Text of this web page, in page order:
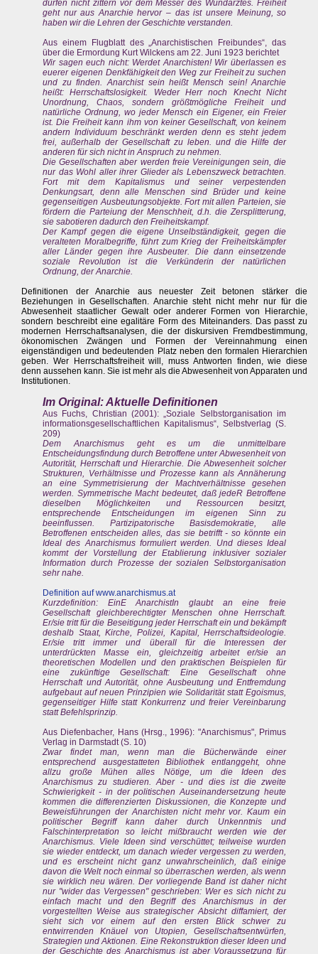
dürfen nicht zittern vor dem Messer des Wundarztes. Freiheit
geht nur aus Anarchie hervor – das ist unsere Meinung, so
haben wir die Lehren der Geschichte verstanden.
Aus einem Flugblatt des „Anarchistischen Freibundes“, das
über die Ermordung Kurt Wilckens am 22. Juni 1923 berichtet
Wir sagen euch nicht: Werdet Anarchisten! Wir überlassen es
euerer eigenen Denkfähigkeit den Weg zur Freiheit zu suchen
und zu finden. Anarchist sein heißt Mensch sein! Anarchie
heißt: Herrschaftslosigkeit. Weder Herr noch Knecht Nicht
Unordnung, Chaos, sondern größtmögliche Freiheit und
natürliche Ordnung, wo jeder Mensch ein Eigener, ein Freier
ist. Die Freiheit kann ihm von keiner Gesellschaft, von keinem
andern Individuum beschränkt werden denn es steht jedem
frei, außerhalb der Gesellschaft zu leben. und die Hilfe der
anderen für sich nicht in Anspruch zu nehmen.
Die Gesellschaften aber werden freie Vereinigungen sein, die
nur das Wohl aller ihrer Glieder als Lebenszweck betrachten.
Fort mit dem Kapitalismus und seiner verpestenden
Denkungsart, denn alle Menschen sind Brüder und keine
gegenseitigen Ausbeutungsobjekte. Fort mit allen Parteien, sie
fördern die Parteiung der Menschheit, d.h. die Zersplitterung,
sie sabotieren dadurch den Freiheitskampf.
Der Kampf gegen die eigene Unselbständigkeit, gegen die
veralteten Moralbegriffe, führt zum Krieg der Freiheitskämpfer
aller Länder gegen ihre Ausbeuter. Die dann einsetzende
soziale Revolution ist die Verkünderin der natürlichen
Ordnung, der Anarchie.
Definitionen der Anarchie aus neuester Zeit betonen stärker die
Beziehungen in Gesellschaften. Anarchie steht nicht mehr nur für die
Abwesenheit staatlicher Gewalt oder anderer Formen von Hierarchie,
sondern beschreibt eine egalitäre Form des Miteinanders. Das passt zu
modernen Herrschaftsanalysen, die der diskursiven Fremdbestimmung,
ökonomischen Zwängen und Formen der Vereinnahmung einen
eigenständigen und bedeutenden Platz neben den formalen Hierarchien
geben. Wer Herrschaftsfreiheit will, muss Antworten finden, wie diese
denn aussehen kann. Sie ist mehr als die Abwesenheit von Apparaten und
Institutionen.
Im Original: Aktuelle Definitionen
Aus Fuchs, Christian (2001): „Soziale Selbstorganisation im
informationsgesellschaftlichen Kapitalismus“, Selbstverlag (S.
209)
Dem Anarchismus geht es um die unmittelbare
Entscheidungsfindung durch Betroffene unter Abwesenheit von
Autorität, Herrschaft und Hierarchie. Die Abwesenheit solcher
Strukturen, Verhältnisse und Prozesse kann als Annäherung
an eine Symmetrisierung der Machtverhältnisse gesehen
werden. Symmetrische Macht bedeutet, daß jedeR Betroffene
dieselben Möglichkeiten und Ressourcen besitzt,
entsprechende Entscheidungen im eigenen Sinn zu
beeinflussen. Partizipatorische Basisdemokratie, alle
Betroffenen entscheiden alles, das sie betrifft - so könnte ein
Ideal des Anarchismus formuliert werden. Und dieses Ideal
kommt der Vorstellung der Etablierung inklusiver sozialer
Information durch Prozesse der sozialen Selbstorganisation
sehr nahe.
Definition aufwww.anarchismus.at
Kurzdefinition: EinE AnarchistIn glaubt an eine freie
Gesellschaft gleichberechtigter Menschen ohne Herrschaft.
Er/sie tritt für die Beseitigung jeder Herrschaft ein und bekämpft
deshalb Staat, Kirche, Polizei, Kapital, Herrschaftsideologie.
Er/sie tritt immer und überall für die Interessen der
unterdrückten Masse ein, gleichzeitig arbeitet er/sie an
theoretischen Modellen und den praktischen Beispielen für
eine zukünftige Gesellschaft: Eine Gesellschaft ohne
Herrschaft und Autorität, ohne Ausbeutung und Entfremdung
aufgebaut auf neuen Prinzipien wie Solidarität statt Egoismus,
gegenseitiger Hilfe statt Konkurrenz und freier Vereinbarung
statt Befehlsprinzip.
Aus Diefenbacher, Hans (Hrsg., 1996): "Anarchismus", Primus
Verlag in Darmstadt (S. 10)
Zwar findet man, wenn man die Bücherwände einer
entsprechend ausgestatteten Bibliothek entlanggeht, ohne
allzu große Mühen alles Nötige, um die Ideen des
Anarchismus zu studieren. Aber - und dies ist die zweite
Schwierigkeit - in der politischen Auseinandersetzung heute
kommen die differenzierten Diskussionen, die Konzepte und
Beweisführungen der Anarchisten nicht mehr vor. Kaum ein
politischer Begriff kann daher durch Unkenntnis und
Falschinterpretation so leicht mißbraucht werden wie der
Anarchismus. Viele Ideen sind verschüttet; teilweise wurden
sie wieder entdeckt, um danach wieder vergessen zu werden,
und es erscheint nicht ganz unwahrscheinlich, daß einige
davon die Welt noch einmal so überraschen werden, als wenn
sie wirklich neu wären. Der vorliegende Band ist daher nicht
nur "wider das Vergessen" geschrieben: Wer es sich nicht zu
einfach macht und den Begriff des Anarchismus in der
vorgestellten Weise aus strategischer Absicht diffamiert, der
sieht sich vor einem auf den ersten Blick schwer zu
entwirrenden Knäuel von Utopien, Gesellschaftsentwürfen,
Strategien und Aktionen. Eine Rekonstruktion dieser Ideen und
der Geschichte des Anarchismus ist aber Voraussetzung für